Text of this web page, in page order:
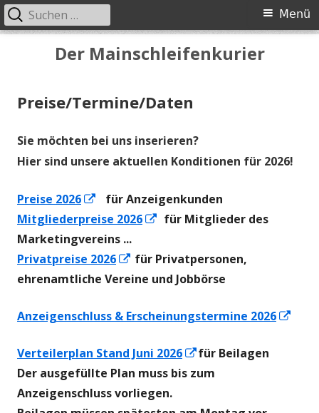
Der Mainschleifenkurier
Primäres
Menü
Suchen
nach:
Preise/Termine/Daten
Sie möchten bei uns inserieren?
Hier sind unsere aktuellen Konditionen für 2026!
Preise 2026
In
neuem
Fenster
öffnen
für Anzeigenkunden
Mitgliederpreise 2026
In
Fenster
öffnen
für Mitglieder des
Marketingvereins ...
Privatpreise 2026
In
neuem
öffnen
für Privatpersonen,
ehrenamtliche Vereine und Jobbörse
Anzeigenschluss & Erscheinungstermine 2026
Verteilerplan Stand Juni 2026
In
neuem
für Beilagen
Der ausgefüllte Plan muss bis zum
Anzeigenschluss vorliegen.